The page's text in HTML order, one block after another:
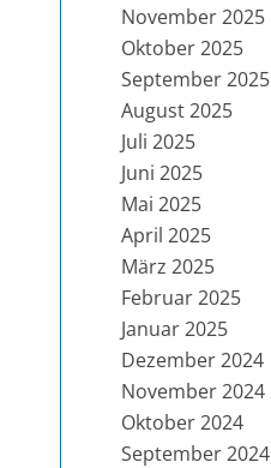
November 2025
Oktober 2025
September 2025
August 2025
Juli 2025
Juni 2025
Mai 2025
April 2025
März 2025
Februar 2025
Januar 2025
Dezember 2024
November 2024
Oktober 2024
September 2024